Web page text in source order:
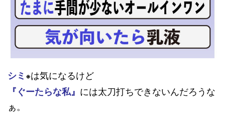
シミ ※は気になるけど
『ぐーたらな私』 には太刀打ちできないんだろうな
ぁ。